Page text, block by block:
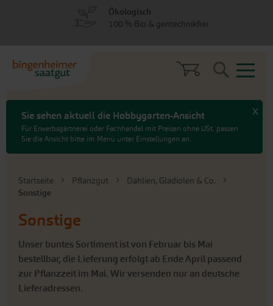
Sie sehen aktuell die Hobbygarten-Ansicht
Für Erwerbsgärtnerei oder Fachhandel mit Preisen ohne USt. passen
Sie die Ansicht bitte im Menü unter Einstellungen an.
x
Search
Startseite Pflanzgut
Dahlien, Gladiolen & Co.
Sonstige
Sonstige
Unser buntes Sortiment ist von Februar bis Mai
bestellbar, die Lieferung erfolgt ab Ende April passend
zur Pflanzzeit im Mai. Wir versenden nur an deutsche
Lieferadressen.
Ökologisch
100 % Bio & gentechnikfrei